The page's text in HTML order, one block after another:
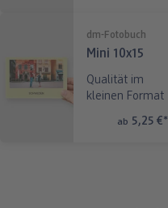
dm-Fotobuch
Mini 10x15
Qualität im
kleinen Format
ab 5,25 €*